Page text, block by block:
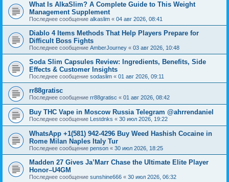
What Is AlkaSlim? A Complete Guide to This Weight
Management Supplement
Последнее сообщение alkaslim « 04 авг 2026, 08:41
Diablo 4 Items Methods That Help Players Prepare for
Difficult Boss Fights
Последнее сообщение AmberJourney « 03 авг 2026, 10:48
Soda Slim Capsules Review: Ingredients, Benefits, Side
Effects & Customer Insights
Последнее сообщение sodaslim « 01 авг 2026, 09:11
rr88gratisc
Последнее сообщение rr88gratisc « 01 авг 2026, 08:42
Buy THC Vape in Moscow Russia Telegram @ahrrendaniel
Последнее сообщение Lestdnks « 30 июл 2026, 19:22
WhatsApp +1(581) 942-4296 Buy Weed Hashish Cocaine in
Rome Milan Naples Italy Tur
Последнее сообщение penson « 30 июл 2026, 18:25
Madden 27 Gives Ja’Marr Chase the Ultimate Elite Player
Honor–U4GM
Последнее сообщение sunshine666 « 30 июл 2026, 06:32